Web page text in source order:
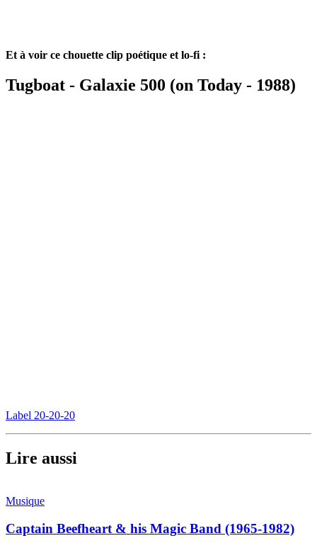
Et à voir ce chouette clip poétique et lo-fi :
Tugboat - Galaxie 500 (on Today - 1988)
Label 20-20-20
Lire aussi
Musique
Captain Beefheart & his Magic Band (1965-1982)